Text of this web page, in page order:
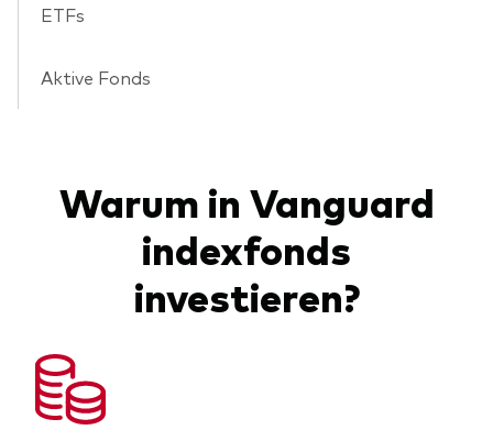
ETFs
Aktive Fonds
Warum in Vanguard
indexfonds
investieren?